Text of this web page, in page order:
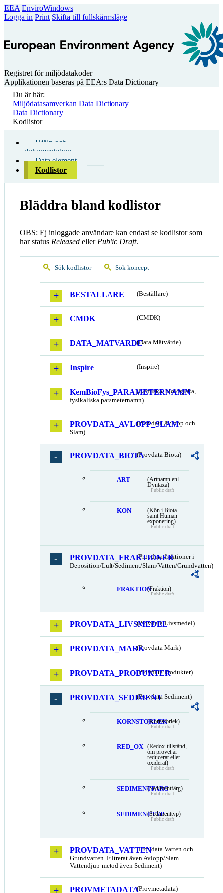
EEA EnviroWindows
Logga in Print Skifta till fullskärmsläge
Registret för miljödatakoder
Applikationen baseras på EEA:s Data Dictionary
Du är här:
Miljödatasamverkan Data Dictionary
Data Dictionary
Kodlistor
Hjälp och
dokumentation
Data element
Kodlistor
Bläddra bland kodlistor
OBS: Ej inloggade användare kan endast se kodlistor som
har status Released eller Public Draft.
Sök kodlistor Sök koncept
BESTALLARE (Beställare)
CMDK (CMDK)
DATA_MATVARDE(Data Mätvärde)
Inspire (Inspire)
KemBioFys_PARAMETERNAMN
(Kemiska, biologiska,
fysikaliska parameternamn)
PROVDATA_AVLOPP_SLAM
(Provdata Avlopp och
Slam)
PROVDATA_BIOTA(Provdata Biota)
ART
(Artnamn enl.
Dyntaxa)
Public draft
KON
(Kön i Biota
samt Human
exponering)
Public draft
PROVDATA_FRAKTIONER
(Provdata fraktioner i
Deposition/Luft/Sediment/Slam/Vatten/Grundvatten)
FRAKTION(Fraktion)
Public draft
PROVDATA_LIVSMEDEL
(Provdata Livsmedel)
PROVDATA_MARK(Provdata Mark)
PROVDATA_PRODUKTER
(Provdata Produkter)
PROVDATA_SEDIMENT(Provdata Sediment)
KORNSTORLEK
(Kornstorlek)
Public draft
RED_OX
(Redox-tillstånd,
om provet är
reducerat eller
oxiderat)
Public draft
SEDIMENTFARG
(Sedimentfärg)
Public draft
SEDIMENTTYP(Sedimenttyp)
Public draft
PROVDATA_VATTEN(Provdata Vatten och
Grundvatten. Filtrerat även Avlopp/Slam.
Vattendjup-metod även Sediment)
PROVMETADATA(Provmetadata)